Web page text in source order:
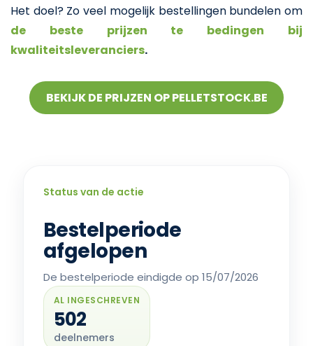
Het doel? Zo veel mogelijk bestellingen bundelen om
de beste prijzen te bedingen bij
kwaliteitsleveranciers.
BEKIJK DE PRIJZEN OP PELLETSTOCK.BE
Status van de actie
Bestelperiode
afgelopen
De bestelperiode eindigde op 15/07/2026
AL INGESCHREVEN
502
deelnemers